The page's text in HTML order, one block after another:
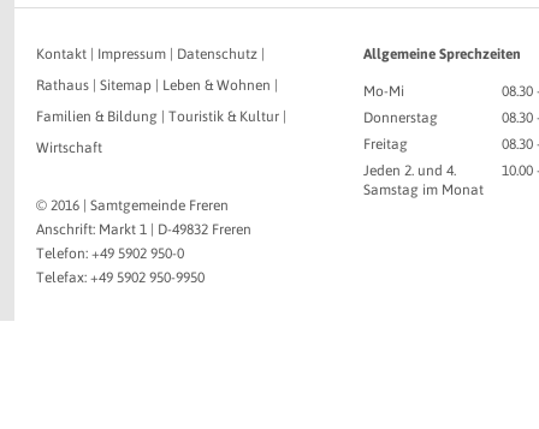
Kontakt Impressum Datenschutz
Rathaus
Sitemap Leben & Wohnen
Familien & Bildung
Touristik & Kultur
Wirtschaft
© 2016 | Samtgemeinde Freren
Anschrift: Markt 1 | D-49832 Freren
Telefon: +49 5902 950-0
Telefax: +49 5902 950-9950
Allgemeine Sprechzeiten
Mo-Mi
08.30
Donnerstag
08.30
Freitag
08.30
Jeden 2. und 4.
Samstag im Monat